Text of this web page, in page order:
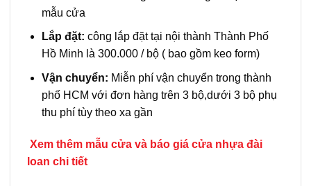
mẫu cửa
Lắp đặt: công lắp đặt tại nội thành Thành Phố
Hồ Minh là 300.000 / bộ ( bao gồm keo form)
Vận chuyển: Miễn phí vận chuyển trong thành
phố HCM với đơn hàng trên 3 bộ,dưới 3 bộ phụ
thu phí tùy theo xa gần
Xem thêm mẫu cửa và báo giá cửa nhựa đài
loan chi tiết